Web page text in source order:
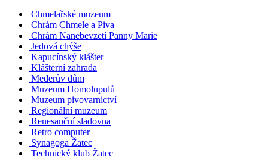
Chmelařské muzeum
Chrám Chmele a Piva
Chrám Nanebevzetí Panny Marie
Jedová chýše
Kapucínský klášter
Klášterní zahrada
Mederův dům
Muzeum Homolupulů
Muzeum pivovarnictví
Regionální muzeum
Renesanční sladovna
Retro computer
Synagoga Žatec
Technický klub Žatec